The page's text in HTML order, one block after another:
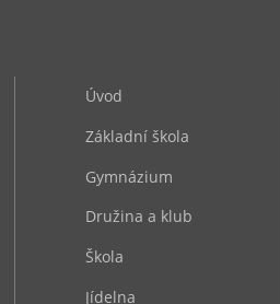
Úvod
Základní škola
Gymnázium
Družina a klub
Škola
Jídelna